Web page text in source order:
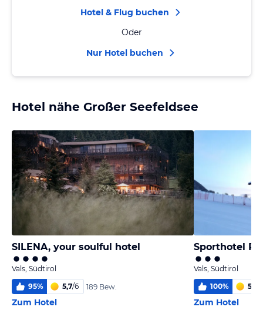
Hotel & Flug buchen
Oder
Nur Hotel buchen
Hotel nähe Großer Seefeldsee
SILENA, your soulful hotel
Vals, Südtirol
95% 5,7/6 189 Bew.
Zum Hotel
Sporthotel
Vals, Südtirol
100% 5,8
Zum Hotel